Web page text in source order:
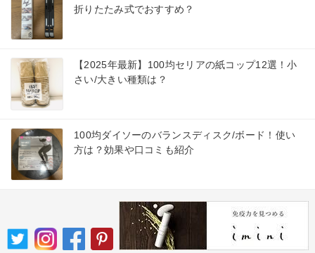
折りたたみ式でおすすめ？
【2025年最新】100均セリアの紙コップ12選！小
さい/大きい種類は？
100均ダイソーのバランスディスク/ボード！使い
方は？効果や口コミも紹介